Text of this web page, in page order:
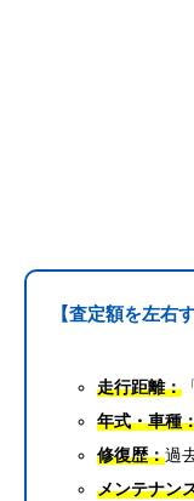
【査定額を左右
走行距離：
年式・車種
修復歴：過
メンテナン